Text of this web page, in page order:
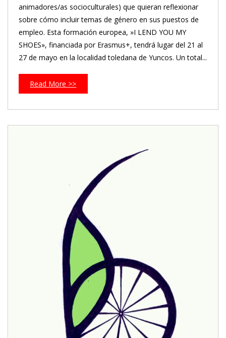
animadores/as socioculturales) que quieran reflexionar
sobre cómo incluir temas de género en sus puestos de
empleo. Esta formación europea, »I LEND YOU MY
SHOES», financiada por Erasmus+, tendrá lugar del 21 al
27 de mayo en la localidad toledana de Yuncos. Un total...
Read More >>